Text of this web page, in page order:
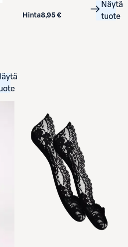
Hinta8,95 €
Näytä
tuote